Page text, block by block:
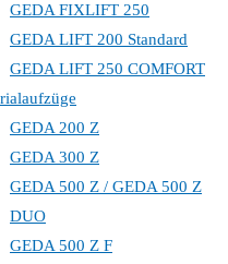
GEDA FIXLIFT 250
GEDA LIFT 200 Standard
GEDA LIFT 250 COMFORT
GEDA 200 Z
GEDA 300 Z
GEDA 500 Z / GEDA 500 Z
DUO
GEDA 500 Z F